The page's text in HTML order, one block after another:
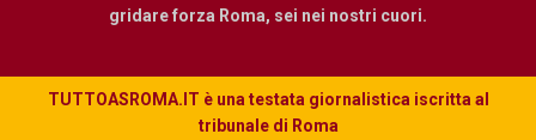
gridare forza Roma, sei nei nostri cuori.
TUTTOASROMA.IT è una testata giornalistica iscritta al
tribunale di Roma